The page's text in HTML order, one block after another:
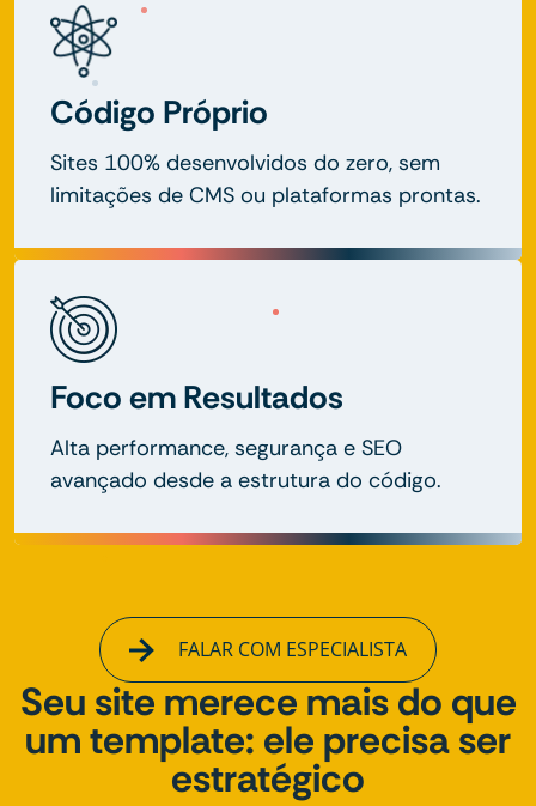
Código Próprio
Sites 100% desenvolvidos do zero, sem
limitações de CMS ou plataformas prontas.
Foco em Resultados
Alta performance, segurança e SEO
avançado desde a estrutura do código.
FALAR COM ESPECIALISTA
Seu site merece mais do que
um template: ele precisa ser
estratégico